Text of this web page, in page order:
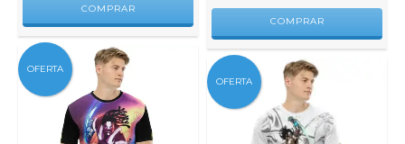
COMPRAR
COMPRAR
OFERTA
OFERTA